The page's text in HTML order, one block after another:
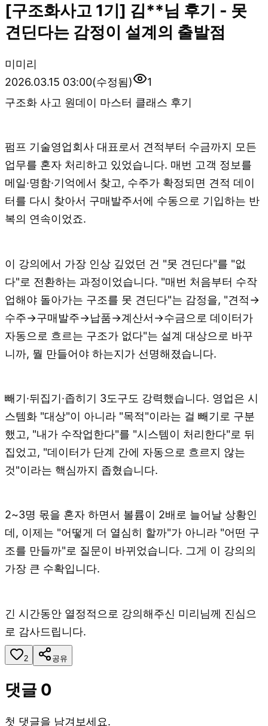
[구조화사고 1기] 김**님 후기 - 못
견딘다는 감정이 설계의 출발점
미미리
2026.03.15 03:00(수정됨)
1
구조화 사고 원데이 마스터 클래스 후기
펌프 기술영업회사 대표로서 견적부터 수금까지 모든
업무를 혼자 처리하고 있었습니다. 매번 고객 정보를
메일·명함·기억에서 찾고, 수주가 확정되면 견적 데이
터를 다시 찾아서 구매발주서에 수동으로 기입하는 반
복의 연속이었죠.
이 강의에서 가장 인상 깊었던 건 "못 견딘다"를 "없
다"로 전환하는 과정이었습니다. "매번 처음부터 수작
업해야 돌아가는 구조를 못 견딘다"는 감정을, "견적→
수주→구매발주→납품→계산서→수금으로 데이터가
자동으로 흐르는 구조가 없다"는 설계 대상으로 바꾸
니까, 뭘 만들어야 하는지가 선명해졌습니다.
빼기·뒤집기·좁히기 3도구도 강력했습니다. 영업은 시
스템화 "대상"이 아니라 "목적"이라는 걸 빼기로 구분
했고, "내가 수작업한다"를 "시스템이 처리한다"로 뒤
집었고, "데이터가 단계 간에 자동으로 흐르지 않는
것"이라는 핵심까지 좁혔습니다.
2~3명 몫을 혼자 하면서 볼륨이 2배로 늘어날 상황인
데, 이제는 "어떻게 더 열심히 할까"가 아니라 "어떤 구
조를 만들까"로 질문이 바뀌었습니다. 그게 이 강의의
가장 큰 수확입니다.
긴 시간동안 열정적으로 강의해주신 미리님께 진심으
로 감사드립니다.
2 공유
댓글 0
첫 댓글을 남겨보세요.